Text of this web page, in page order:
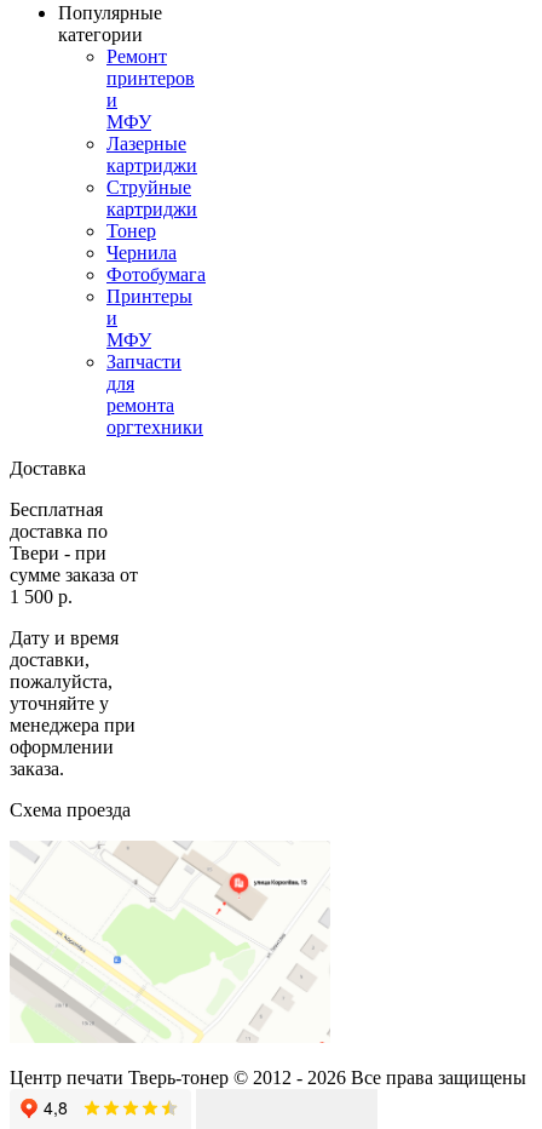
Популярные
категории
Ремонт
принтеров
и
МФУ
Лазерные
картриджи
Струйные
картриджи
Тонер
Чернила
Фотобумага
Принтеры
и
МФУ
Запчасти
для
ремонта
оргтехники
Доставка
Бесплатная
доставка по
Твери - при
сумме заказа от
1 500 р.
Дату и время
доставки,
пожалуйста,
уточняйте у
менеджера при
оформлении
заказа.
Схема проезда
Центр печати Тверь-тонер © 2012 - 2026 Все права защищены